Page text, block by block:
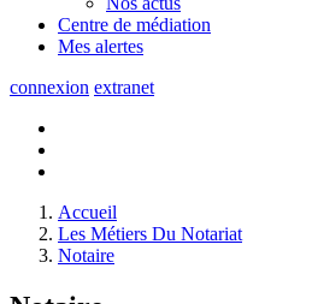
Centre de médiation
Mes alertes
connexion extranet
Accueil
Les Métiers Du Notariat
Notaire